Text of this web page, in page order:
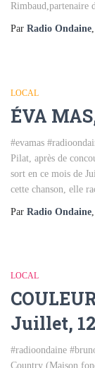
Rimbaud,partenaire
Par Radio Ondaine
LOCAL
ÉVA
#evamas
Pilat, après de
sort en ce mois de
cette chanson, elle
Par Radio Ondaine
LOCAL
Juillet,
#radioondaine
Country (Maison